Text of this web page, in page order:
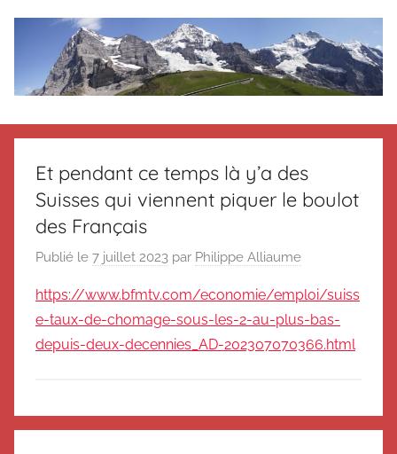
Le
blog
de
Suisse
Magazine
Suisse
souvenir
Suisse
Messager
Et pendant ce temps là y’a des
Suisses qui viennent piquer le boulot
des Français
Publié le 7 juillet 2023 par Philippe Alliaume
https://www.bfmtv.com/economie/emploi/suiss
e-taux-de-chomage-sous-les-2-au-plus-bas-
depuis-deux-decennies_AD-202307070366.html
N